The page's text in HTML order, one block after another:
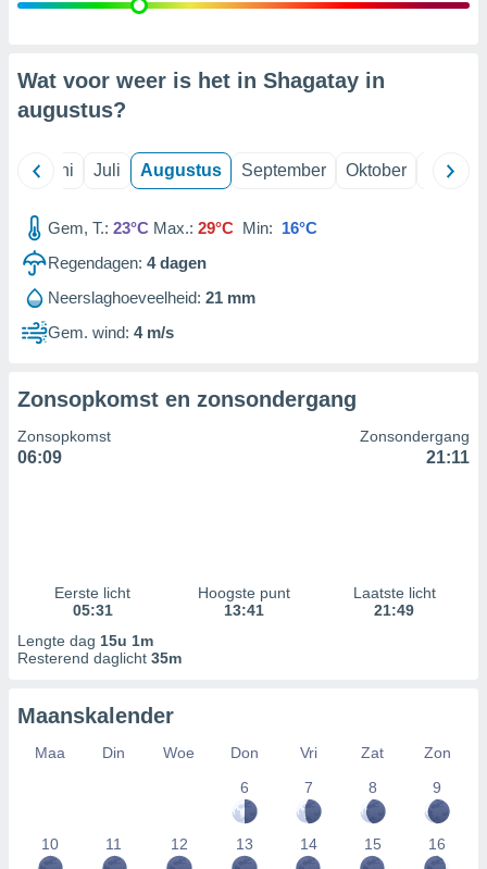
Wat voor weer is het in Shagatay in
augustus?
Juni Juli Augustus September Oktober
Gem, T.: 23°C Max.: 29°C Min: 16°C
Regendagen: 4dagen
Neerslaghoeveelheid: 21 mm
Gem. wind: 4 m/s
Zonsopkomst en zonsondergang
Zonsopkomst
06:09
Zonsondergang
21:11
Eerste licht
05:31
Hoogste punt
13:41
Laatste licht
21:49
Lengte dag 15u 1m
Resterend daglicht 35m
Maanskalender
Maa Din Woe Don Vri Zat
Zon
6
7 8 9
10 11 12 13 14 15 16